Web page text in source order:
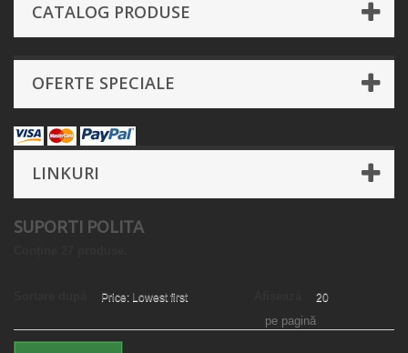
CATALOG PRODUSE
OFERTE SPECIALE
LINKURI
SUPORTI POLITA
Price: Lowest first 20
pe pagină